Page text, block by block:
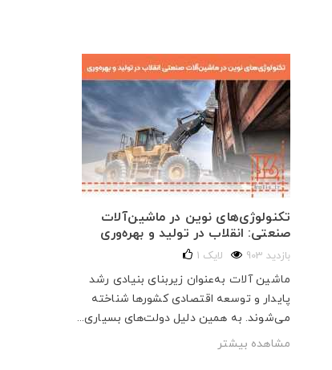
تکنولوژی‌های نوین در ماشین‌آلات
صنعتی: انقلاب در تولید و بهره‌وری
903 بازدید 1 لایک
ماشین آلات به‌عنوان زیربنای بنیادی رشد
پایدار و توسعه اقتصادی کشورها شناخته
می‌شوند. به همین دلیل دولت‌های بسیاری...
مشاهده بیشتر